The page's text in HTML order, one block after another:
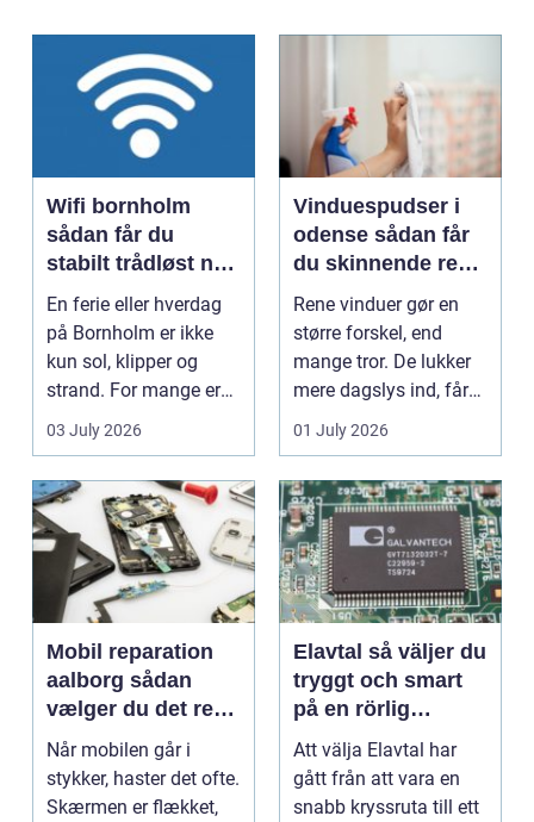
Wifi bornholm
sådan får du
stabilt trådløst net
på klippeøen
En ferie eller hverdag
på Bornholm er ikke
kun sol, klipper og
strand. For mange er
en stabil intern...
03 July 2026
Vinduespudser i
odense sådan får
du skinnende rene
ruder året rundt
Rene vinduer gør en
større forskel, end
mange tror. De lukker
mere dagslys ind, får
hjem og erhvervs...
01 July 2026
Mobil reparation
aalborg sådan
vælger du det rette
værksted
Når mobilen går i
stykker, haster det ofte.
Skærmen er flækket,
Elavtal så väljer du
tryggt och smart
på en rörlig
elmarknad
Att välja Elavtal har
gått från att vara en
snabb kryssruta till ett